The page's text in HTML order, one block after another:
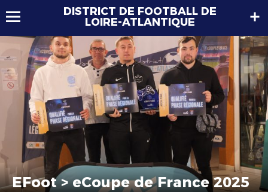
DISTRICT DE FOOTBALL DE
LOIRE-ATLANTIQUE
EFoot > eCoupe de France 2025